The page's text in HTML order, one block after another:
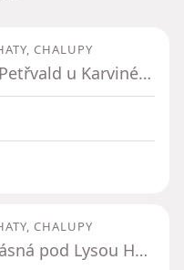
CHALUPY
Březinská, Petřvald u Karviné, Moravskoslezský kraj
CHALUPY
Krásná - Krásná pod Lysou Horou, Moravskoslezský kraj